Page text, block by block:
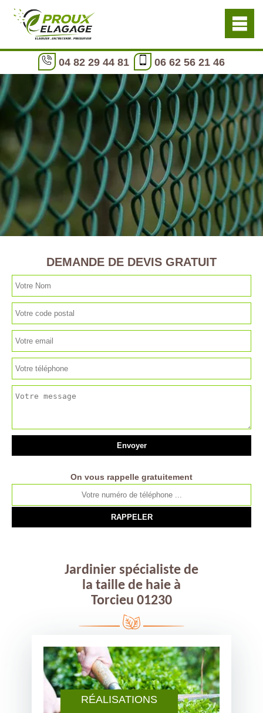
04 82 29 44 81 06 62 56 21 46
RÉALISATIONS
DEMANDE DE DEVIS GRATUIT
On vous rappelle gratuitement
Jardinier spécialiste de
la taille de haie à
Torcieu 01230